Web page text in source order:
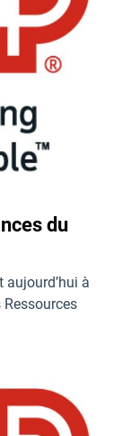
du
aujourd’hui à